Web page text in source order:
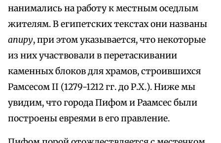
нанимались на работу к местным оседлым
жителям. В египетских текстах они названы
апиру, при этом указывается, что некоторые
из них участвовали в перетаскивании
каменных блоков для храмов, строившихся
Рамсесом II (1279-1212 гг. до Р.Х.). Ниже мы
увидим, что города Пифом и Раамсес были
построены евреями в его правление.